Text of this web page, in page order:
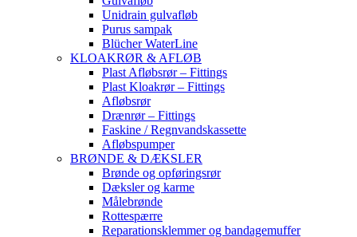
Unidrain gulvafløb
Purus sampak
Blücher WaterLine
KLOAKRØR & AFLØB
Plast Afløbsrør – Fittings
Plast Kloakrør – Fittings
Afløbsrør
Drænrør – Fittings
Faskine / Regnvandskassette
Afløbspumper
BRØNDE & DÆKSLER
Brønde og opføringsrør
Dæksler og karme
Målebrønde
Rottespærre
Reparationsklemmer og bandagemuffer